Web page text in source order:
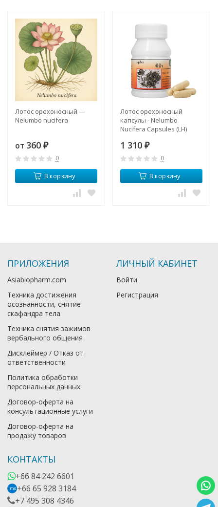
Лотос орехоносный —
Nelumbo nucifera
от 360 ₽
0
В корзину
Лотос орехоносный
капсулы - Nelumbo
Nucifera Capsules (LH)
1 310 ₽
0
В корзину
ПРИЛОЖЕНИЯ
Asiabiopharm.com
Техника достижения
осознанности, снятие
скафандра тела
Техника снятия зажимов
вербального общения
Дисклеймер / Отказ от
ответственности
Политика обработки
персональных данных
Договор-оферта на
консультационные услуги
Договор-оферта на
продажу товаров
ЛИЧНЫЙ КАБИНЕТ
Войти
Регистрация
КОНТАКТЫ
+66 84 242 6601
imo +66 65 928 3184
+7 495 308 4346